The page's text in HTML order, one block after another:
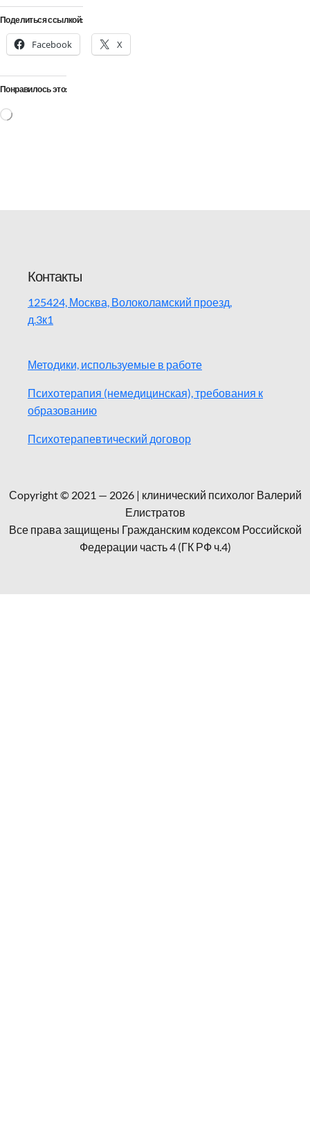
Поделиться ссылкой:
Facebook X
Понравилось это:
Контакты
125424, Москва, Волоколамский проезд,
д.3к1
Методики, используемые в работе
Психотерапия (немедицинская), требования к
образованию
Психотерапевтический договор
Сopyright © 2021 — 2026 | клинический психолог Валерий
Елистратов
Все права защищены Гражданским кодексом Российской
Федерации часть 4 (ГК РФ ч.4)